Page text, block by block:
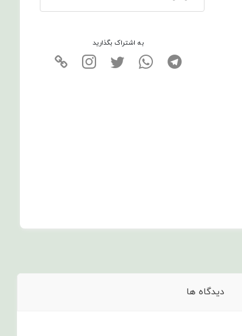
به اشتراک بگذارید
دیدگاه ها